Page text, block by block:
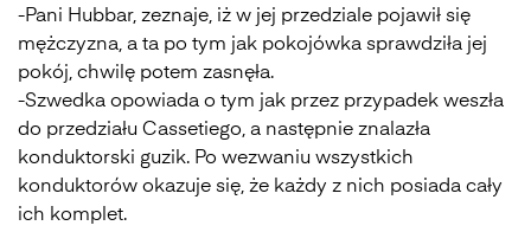
-Pani Hubbar, zeznaje, iż w jej przedziale pojawił się
mężczyzna, a ta po tym jak pokojówka sprawdziła jej
pokój, chwilę potem zasnęła.
-Szwedka opowiada o tym jak przez przypadek weszła
do przedziału Cassetiego, a następnie znalazła
konduktorski guzik. Po wezwaniu wszystkich
konduktorów okazuje się, że każdy z nich posiada cały
ich komplet.